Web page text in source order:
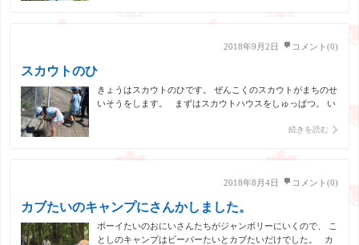
2018年9月2日 コメント(0)
スカウトのひ
きょうはスカウトのひです。 ぜんこくのスカウトがまちのせ
いそうをします。 まずはスカウトハウスをしゅっぱつ。 い
りました。 くるめえきにちかづいてきました。 こんなにい
続きを読む
2018年8月4日 コメント(0)
カブたいのキャンプにさんかしました。
ボーイたいのおにいさんたちがジャンボリーにいくので、 こ
としのキャンプはビーバーたいとカブたいだけでした。 カ